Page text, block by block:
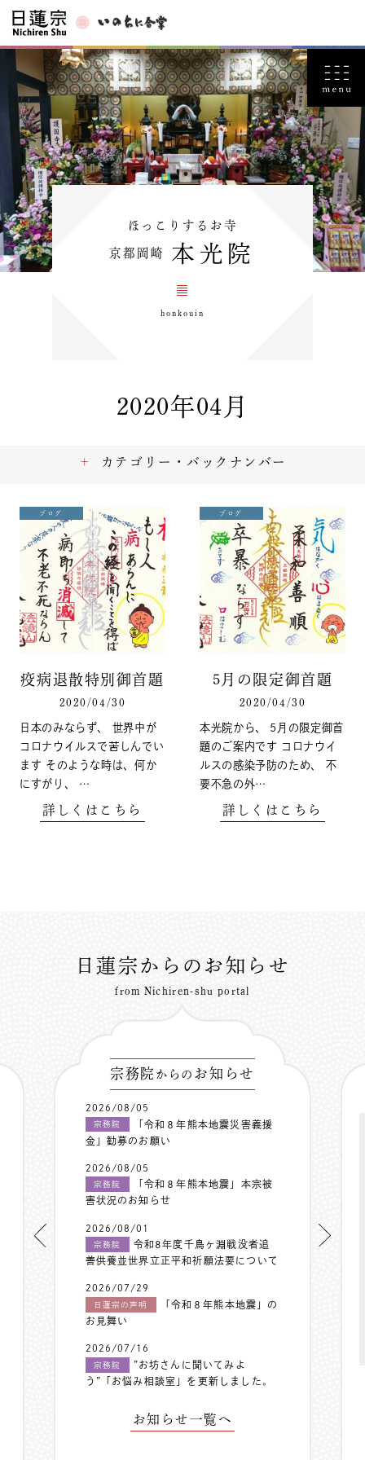
ほっこりするお寺
京都岡崎 本光院
honkouin
2020年04月
ブログ
疫病退散特別御首題
2020/04/30
日本のみならず、 世界中が
コロナウイルスで苦しんでい
ます そのような時は、何か
にすがり、 …
詳しくはこちら
ブログ
5月の限定御首題
2020/04/30
本光院から、 5月の限定御首
題のご案内です コロナウイ
ルスの感染予防のため、 不
要不急の外…
詳しくはこちら
カテゴリー・バックナンバー
日蓮宗からのお知らせ
from Nichiren-shu portal
宗務院 からの お知らせ
2026/08/05
宗務院
「令和８年熊本地震災害義援
金」勧募のお願い
2026/08/05
宗務院
「令和８年熊本地震」本宗被
害状況のお知らせ
2026/08/01
宗務院
令和8年度千鳥ヶ淵戦没者追
善供養並世界立正平和祈願法要について
2026/07/29
日蓮宗の声明
「令和８年熊本地震」の
お見舞い
2026/07/16
宗務院
”お坊さんに聞いてみよ
う”「お悩み相談室」を更新しました。
お知らせ一覧へ